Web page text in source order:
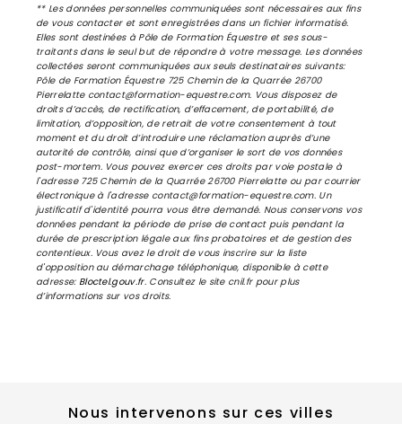
** Les données personnelles communiquées sont nécessaires aux fins
de vous contacter et sont enregistrées dans un fichier informatisé.
Elles sont destinées à Pôle de Formation Équestre et ses sous-
traitants dans le seul but de répondre à votre message. Les données
collectées seront communiquées aux seuls destinataires suivants:
Pôle de Formation Équestre 725 Chemin de la Quarrée 26700
Pierrelatte contact@formation-equestre.com. Vous disposez de
droits d’accès, de rectification, d’effacement, de portabilité, de
limitation, d’opposition, de retrait de votre consentement à tout
moment et du droit d’introduire une réclamation auprès d’une
autorité de contrôle, ainsi que d’organiser le sort de vos données
post-mortem. Vous pouvez exercer ces droits par voie postale à
l'adresse 725 Chemin de la Quarrée 26700 Pierrelatte ou par courrier
électronique à l'adresse contact@formation-equestre.com. Un
justificatif d'identité pourra vous être demandé. Nous conservons vos
données pendant la période de prise de contact puis pendant la
durée de prescription légale aux fins probatoires et de gestion des
contentieux. Vous avez le droit de vous inscrire sur la liste
d'opposition au démarchage téléphonique, disponible à cette
adresse: Bloctel.gouv.fr. Consultez le site cnil.fr pour plus
d’informations sur vos droits.
Nous intervenons sur ces villes